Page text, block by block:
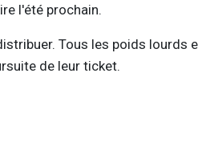
l'été prochain.
Tous les poids lourds
de leur ticket.